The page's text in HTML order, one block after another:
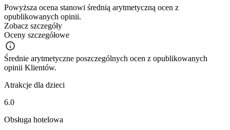
Powyższa ocena stanowi średnią arytmetyczną ocen z
opublikowanych opinii.
Zobacz szczegóły
Oceny szczegółowe
Średnie arytmetyczne poszczególnych ocen z opublikowanych
opinii Klientów.
Atrakcje dla dzieci
6.0
Obsługa hotelowa